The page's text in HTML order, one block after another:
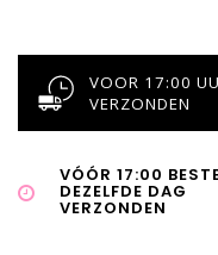
VOOR 17:00
VERZONDEN
VÓÓR 17:00
DEZELFDE DAG
VERZONDEN